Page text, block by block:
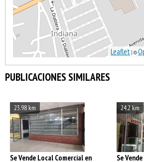
Leaflet | ©
PUBLICACIONES SIMILARES
23.98 km
Se Vende Local Comercial en
24.2 km
Se